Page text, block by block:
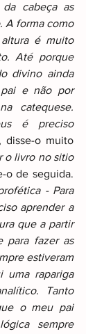
da cabeça as
A forma como
é muito
Até porque
divino ainda
e não por
catequese.
é preciso
disse-o muito
o livro no sitio
- Para
aprender a
que a partir
para fazer as
estiveram
uma rapariga
Tanto
o meu pai
sempre